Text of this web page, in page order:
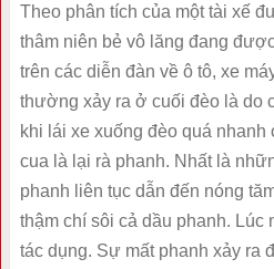
Theo phân tích của một tài xế
thâm niên bẻ vô lăng đang
trên các diễn đàn về ô tô, xe
thường xảy ra ở cuối đèo là do
khi lái xe xuống đèo quá
cua là lại rà phanh. Nhất là
phanh liên tục dẫn đến nóng
thậm chí sôi cả dầu phanh. Lúc
tác dụng. Sự mất phanh xảy ra